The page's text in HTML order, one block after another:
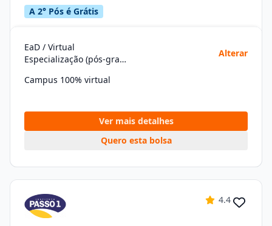
A 2° Pós é Grátis
EaD / Virtual
Especialização (pós-graduação)
Alterar
Campus 100% virtual
Ver mais detalhes
Quero esta bolsa
4.4